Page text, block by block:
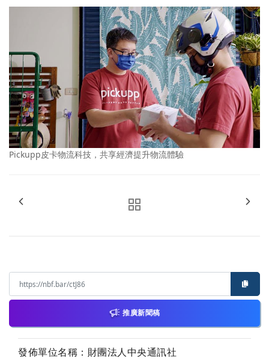
Pickupp皮卡物流科技，共享經濟提升物流體驗
推廣新聞稿
發佈單位名稱：財團法人中央通訊社